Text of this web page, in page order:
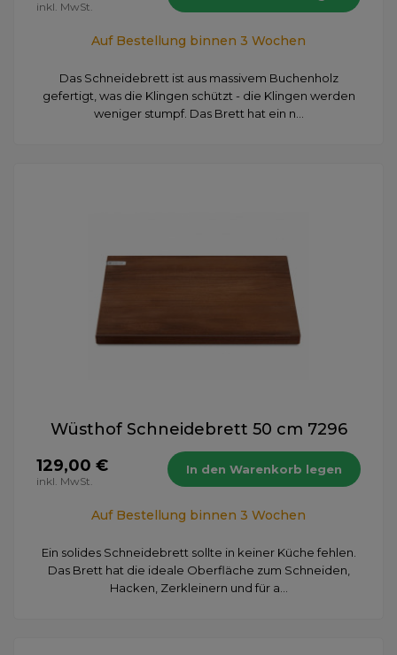
inkl. MwSt.
Auf Bestellung binnen 3 Wochen
Das Schneidebrett ist aus massivem Buchenholz
gefertigt, was die Klingen schützt - die Klingen werden
weniger stumpf. Das Brett hat ein n...
Wüsthof Schneidebrett 50 cm 7296
129,00 €
inkl. MwSt.
In den Warenkorb legen
Auf Bestellung binnen 3 Wochen
Ein solides Schneidebrett sollte in keiner Küche fehlen.
Das Brett hat die ideale Oberfläche zum Schneiden,
Hacken, Zerkleinern und für a...